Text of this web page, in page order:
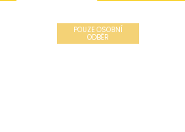
POUZE OSOBNÍ
ODBĚR